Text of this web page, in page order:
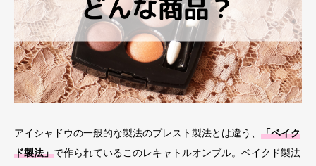
アイシャドウの一般的な製法のプレスト製法とは違う、 「ベイク
ド製法」で作られているこのレキャトルオンブル。ベイクド製法